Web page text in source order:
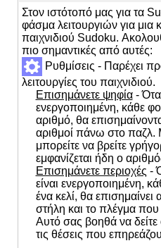
Στον ιστότοπό μας για τα
φάσμα λειτουργιών για μια
παιχνιδιού Sudoku.
πιο σημαντικές από αυτές:
Ρυθμίσεις - Παρέχει
λειτουργίες του παιχνιδιού.
Επισημάνετε ψηφία-
ενεργοποιημένη, κάθε
αριθμό, θα
αριθμοί πάνω στο παζλ.
μπορείτε να βρείτε
εμφανίζεται ήδη ο
Επισημάνετε περιοχές -
είναι ενεργοποιημένη,
ένα κελί, θα
στήλη και το πλέγμα που
Αυτό σας βοηθά να δείτε
τις θέσεις που